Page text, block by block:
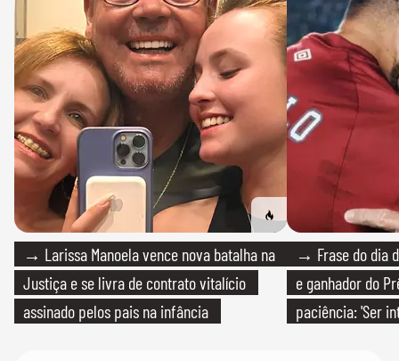
→ Larissa Manoela vence nova batalha na
Justiça e se livra de contrato vitalício
assinado pelos pais na infância
→ Frase do dia
e ganhador do
paciência: 'Ser